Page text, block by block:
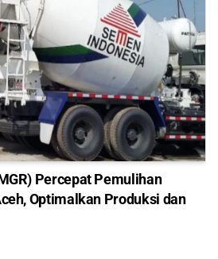
Percepat Pemulihan
Optimalkan Produksi dan